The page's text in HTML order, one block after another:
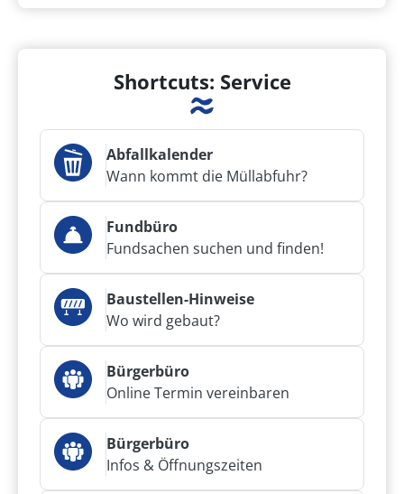
Shortcuts: Service
Abfallkalender
Wann kommt die Müllabfuhr?
Fundbüro
Fundsachen suchen und finden!
Baustellen-Hinweise
Wo wird gebaut?
Bürgerbüro
Online Termin vereinbaren
Bürgerbüro
Infos & Öffnungszeiten